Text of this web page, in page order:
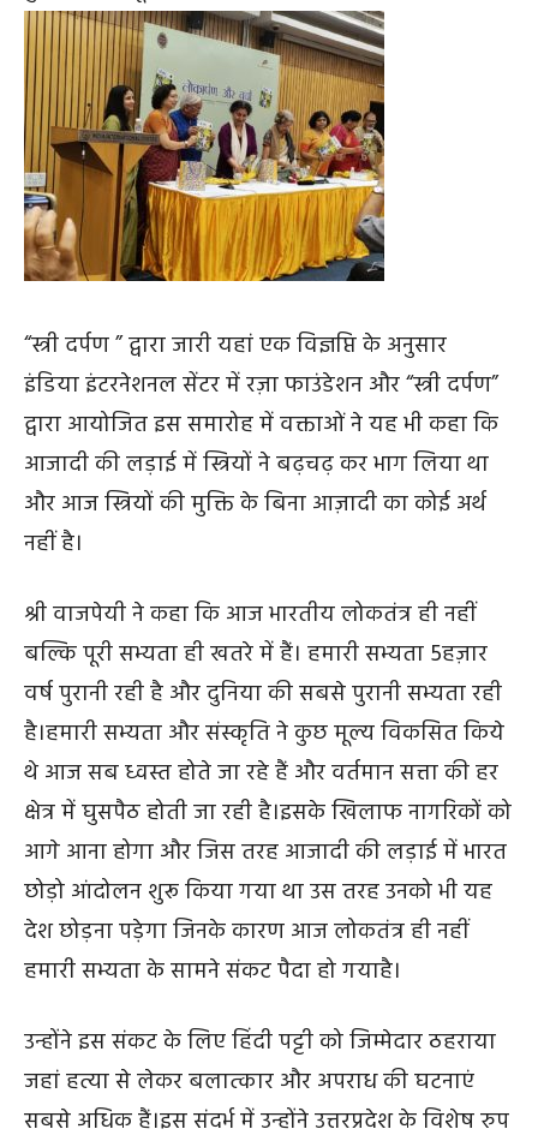
“स्त्री दर्पण ” द्वारा जारी यहां एक विज्ञप्ति के अनुसार
इंडिया इंटरनेशनल सेंटर में रज़ा फाउंडेशन और “स्त्री दर्पण”
द्वारा आयोजित इस समारोह में वक्ताओं ने यह भी कहा कि
आजादी की लड़ाई में स्त्रियों ने बढ़चढ़ कर भाग लिया था
और आज स्त्रियों की मुक्ति के बिना आज़ादी का कोई अर्थ
नहीं है।
श्री वाजपेयी ने कहा कि आज भारतीय लोकतंत्र ही नहीं
बल्कि पूरी सभ्यता ही खतरे में हैं। हमारी सभ्यता 5हज़ार
वर्ष पुरानी रही है और दुनिया की सबसे पुरानी सभ्यता रही
है।हमारी सभ्यता और संस्कृति ने कुछ मूल्य विकसित किये
थे आज सब ध्वस्त होते जा रहे हैं और वर्तमान सत्ता की हर
क्षेत्र में घुसपैठ होती जा रही है।इसके खिलाफ नागरिकों को
आगे आना होगा और जिस तरह आजादी की लड़ाई में भारत
छोड़ो आंदोलन शुरू किया गया था उस तरह उनको भी यह
देश छोड़ना पड़ेगा जिनके कारण आज लोकतंत्र ही नहीं
हमारी सभ्यता के सामने संकट पैदा हो गयाहै।
उन्होंने इस संकट के लिए हिंदी पट्टी को जिम्मेदार ठहराया
जहां हत्या से लेकर बलात्कार और अपराध की घटनाएं
सबसे अधिक हैं।इस संदर्भ में उन्होंने उत्तरप्रदेश के विशेष रुप